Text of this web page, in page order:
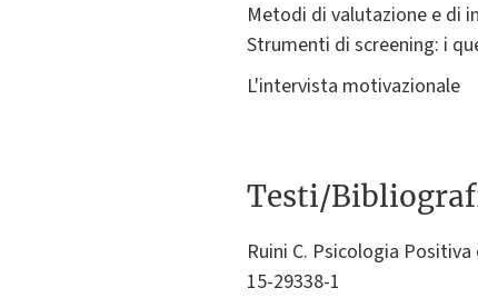
Metodi di valutazione e di
Strumenti di screening: i
L'intervista motivazionale
Testi/
Ruini C. Psicologia
15-29338-1